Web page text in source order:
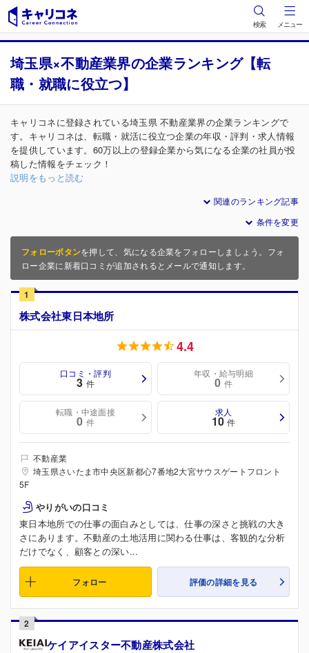
検索 メニュー
埼玉県×不動産業界の企業ランキング【転
職・就職に役立つ】
キャリコネに登録されている埼玉県 不動産業界の企業ランキングで
す。キャリコネは、転職・就活に役立つ企業の年収・評判・求人情報
を提供しています。60万以上の登録企業から気になる企業の社員が投
稿した情報をチェック！
説明をもっと読む
関連のランキング記事
条件を変更
フォローボタンを押して、気になる企業をフォローしましょう。フォ
ロー企業に新着口コミが追加されるとメールで通知します。
1
株式会社東日本地所
4.4
口コミ・評判
3 件
年収・給与明細
0 件
転職・中途面接
0 件
求人
10 件
不動産業
埼玉県さいたま市中央区新都心7番地2大宮サウスゲートフロント
5F
やりがいの口コミ
東日本地所での仕事の面白みとしては、仕事の深さと挑戦の大き
さにあります。不動産の土地活用に関わる仕事は、客観的な分析
だけでなく、顧客との深い...
フォロー 評価の詳細を見る
2
ケイアイスター不動産株式会社